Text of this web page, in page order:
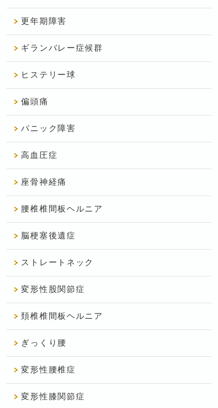
更年期障害
ギランバレー症候群
ヒステリー球
偏頭痛
パニック障害
高血圧症
座骨神経痛
腰椎椎間板ヘルニア
脳梗塞後遺症
ストレートネック
変形性股関節症
頚椎椎間板ヘルニア
ぎっくり腰
変形性腰椎症
変形性膝関節症